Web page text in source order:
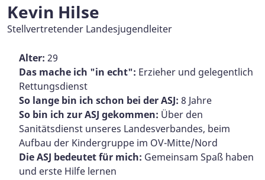
Kevin Hilse
Stellvertretender Landesjugendleiter
Alter: 29
Das mache ich "in echt": Erzieher und gelegentlich
Rettungsdienst
So lange bin ich schon bei der ASJ: 8 Jahre
So bin ich zur ASJ gekommen: Über den
Sanitätsdienst unseres Landesverbandes, beim
Aufbau der Kindergruppe im OV-Mitte/Nord
Die ASJ bedeutet für mich: Gemeinsam Spaß haben
und erste Hilfe lernen